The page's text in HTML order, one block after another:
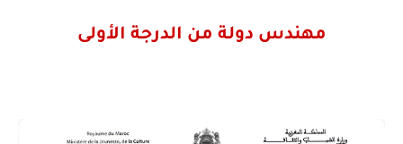
مهندس دولة من الدرجة الأولى